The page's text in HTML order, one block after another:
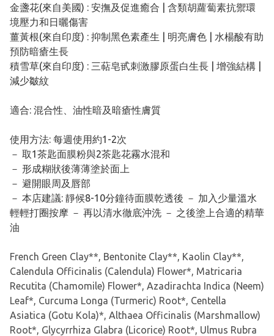
金盞花(來自美國) : 安撫及促進癒合 | 含類胡蘿蔔素抗禦環
境壓力和日曬傷害
薑黃根(來自印度) : 抑制黑色素產生 | 明亮膚色 | 水楊酸有助
預防暗瘡生長
積雪草(來自印度) : 三萜皂甙刺激膠原蛋白生長 | 增強結構 |
減少皺紋
適合: 混合性、油性暗及暗瘡性膚質
使用方法: 每週使用約1-2次
－ 取1茶匙面膜粉與2茶匙花霧水混和
－ 形成糊狀後薄薄塗於面上
－ 避開眼周及唇部
－ 本店建議: 靜候8-10分鐘待面膜乾透後 － 加入少量溫水
輕輕打圈按摩 － 再以清水徹底沖洗 － 之後塗上合適的精華
油
French Green Clay**, Bentonite Clay**, Kaolin Clay**,
Calendula Officinalis (Calendula) Flower*, Matricaria
Recutita (Chamomile) Flower*, Azadirachta Indica (Neem)
Leaf*, Curcuma Longa (Turmeric) Root*, Centella
Asiatica (Gotu Kola)*, Althaea Officinalis (Marshmallow)
Root*, Glycyrrhiza Glabra (Licorice) Root*, Ulmus Rubra